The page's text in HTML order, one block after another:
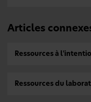
Articles
Ressources à
Ressources du